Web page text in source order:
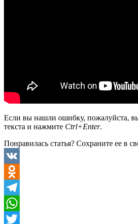
Если вы нашли ошибку, пожалуйста,
текста и нажмите Ctrl+Enter.
Понравилась статья? Сохраните ее в
VK
Odnoklassniki
Telegram
WhatsApp